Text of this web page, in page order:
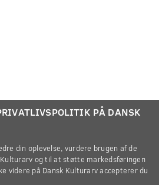
PÅ DANSK
din oplevelse, vurdere brugen af de
og til at støtte markedsføringen
videre på Dansk Kulturarv accepterer du